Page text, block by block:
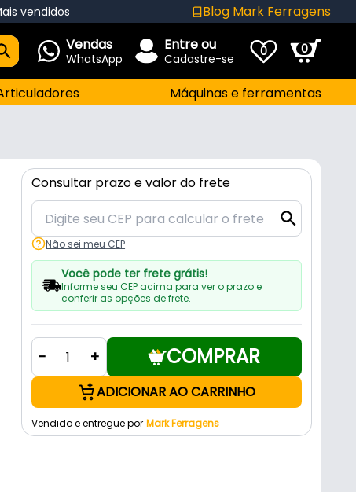
vendidos Blog Mark Ferragens
Vendas
WhatsApp
Entre ou
Cadastre-se 0 0
Máquinas e ferramentas
Consultar prazo e valor do frete
Não sei meu CEP
Você pode ter frete grátis!
Informe seu CEP acima para ver o prazo e
conferir as opções de frete.
- + COMPRAR
ADICIONAR AO CARRINHO
Vendido e entregue por Mark Ferragens